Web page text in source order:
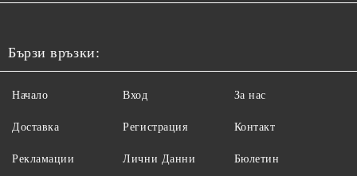
Бързи връзки:
Начало
Доставка
Рекламации
Вход
Регистрация
Лични Данни
За нас
Контакт
Бюлетин